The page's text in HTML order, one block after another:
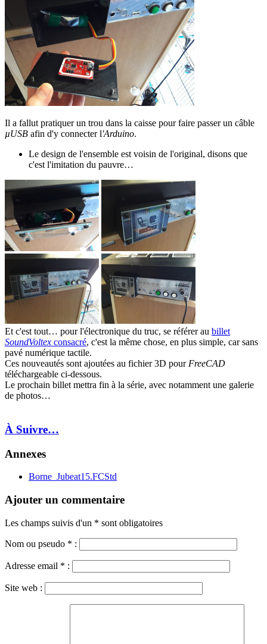
Il a fallut pratiquer un trou dans la caisse pour faire passer un câble
µUSB afin d'y connecter l'Arduino.
Le design de l'ensemble est voisin de l'original, disons que
c'est l'imitation du pauvre…
Et c'est tout… pour l'électronique du truc, se référer au billet
SoundVoltex consacré, c'est la même chose, en plus simple, car sans
pavé numérique tactile.
Ces nouveautés sont ajoutées au fichier 3D pour FreeCAD
téléchargeable ci-dessous.
Le prochain billet mettra fin à la série, avec notamment une galerie
de photos…
À Suivre…
Annexes
Borne_Jubeat15.FCStd
Ajouter un commentaire
Les champs suivis d'un * sont obligatoires
Nom ou pseudo * :
Adresse email * :
Site web :